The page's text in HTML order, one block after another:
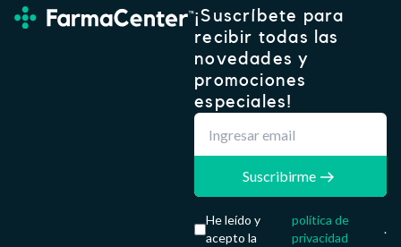
¡Suscríbete para
recibir todas las
novedades y
promociones
especiales!
Suscribirme
He leído y
acepto la
política de
privacidad
.